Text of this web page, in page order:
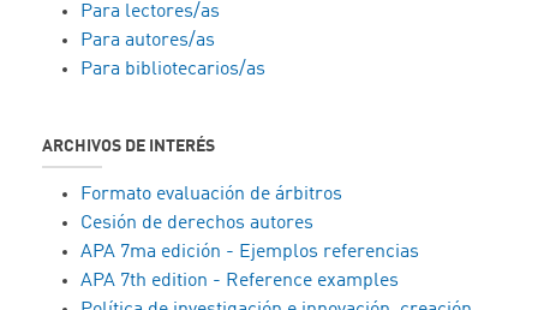
Para lectores/as
Para autores/as
Para bibliotecarios/as
ARCHIVOS DE INTERÉS
Formato evaluación de árbitros
Cesión de derechos autores
APA 7ma edición - Ejemplos referencias
APA 7th edition - Reference examples